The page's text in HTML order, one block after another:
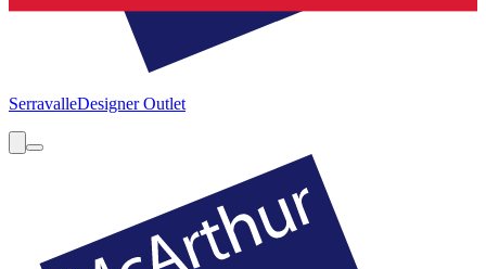
SerravalleDesigner Outlet